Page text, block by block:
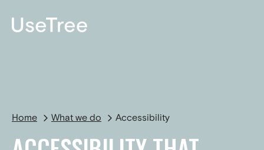
Home What we do Accessibility